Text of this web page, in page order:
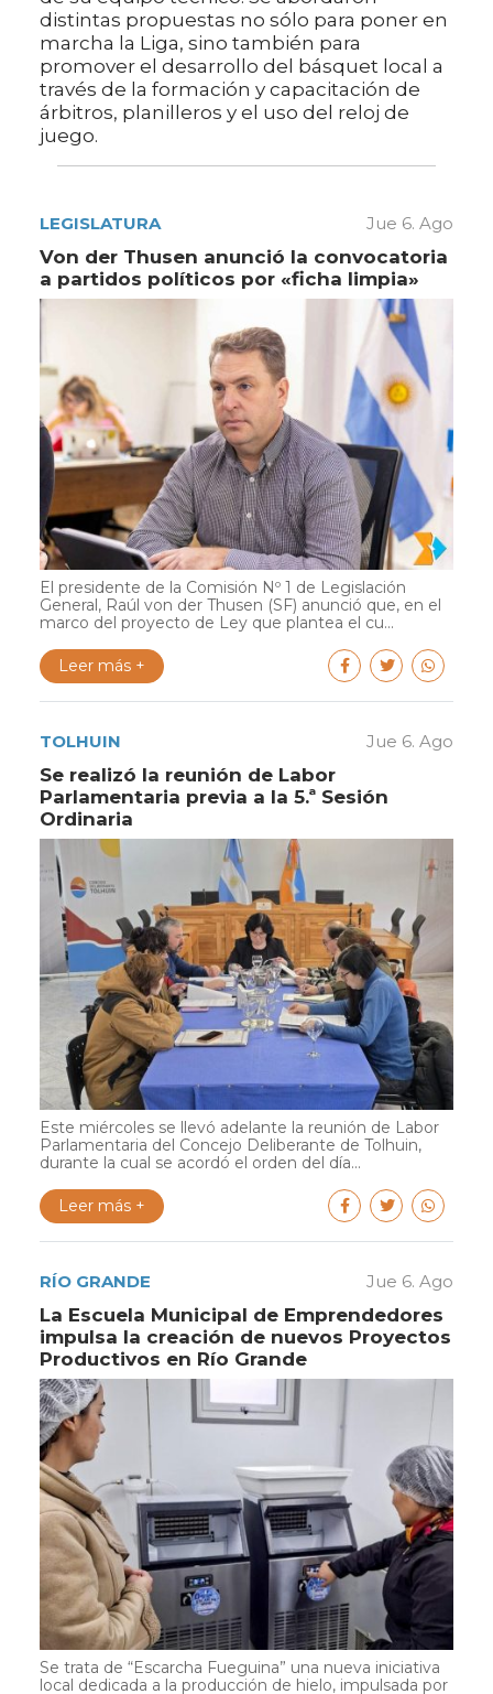
distintas propuestas no sólo para poner en
marcha la Liga, sino también para
promover el desarrollo del básquet local a
través de la formación y capacitación de
árbitros, planilleros y el uso del reloj de
juego.
LEGISLATURA Jue 6. Ago
Von der Thusen anunció la convocatoria
a partidos políticos por «ficha limpia»
El presidente de la Comisión Nº 1 de Legislación
General, Raúl von der Thusen (SF) anunció que, en el
marco del proyecto de Ley que plantea el cu...
Leer más +
TOLHUIN Jue 6. Ago
Se realizó la reunión de Labor
Parlamentaria previa a la 5.ª Sesión
Ordinaria
Este miércoles se llevó adelante la reunión de Labor
Parlamentaria del Concejo Deliberante de Tolhuin,
durante la cual se acordó el orden del día...
Leer más +
RÍO GRANDE Jue 6. Ago
La Escuela Municipal de Emprendedores
impulsa la creación de nuevos Proyectos
Productivos en Río Grande
Se trata de “Escarcha Fueguina” una nueva iniciativa
local dedicada a la producción de hielo, impulsada por